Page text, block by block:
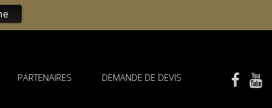
PARTENAIRES DEMANDE DE DEVIS